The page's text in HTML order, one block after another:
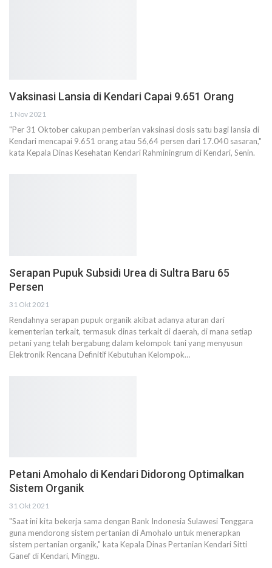
Vaksinasi Lansia di Kendari Capai 9.651 Orang
1 Nov 2021
"Per 31 Oktober cakupan pemberian vaksinasi dosis satu bagi lansia di
Kendari mencapai 9.651 orang atau 56,64 persen dari 17.040 sasaran,"
kata Kepala Dinas Kesehatan Kendari Rahminingrum di Kendari, Senin.
Serapan Pupuk Subsidi Urea di Sultra Baru 65
Persen
31 Okt 2021
Rendahnya serapan pupuk organik akibat adanya aturan dari
kementerian terkait, termasuk dinas terkait di daerah, di mana setiap
petani yang telah bergabung dalam kelompok tani yang menyusun
Elektronik Rencana Definitif Kebutuhan Kelompok…
Petani Amohalo di Kendari Didorong Optimalkan
Sistem Organik
31 Okt 2021
"Saat ini kita bekerja sama dengan Bank Indonesia Sulawesi Tenggara
guna mendorong sistem pertanian di Amohalo untuk menerapkan
sistem pertanian organik," kata Kepala Dinas Pertanian Kendari Sitti
Ganef di Kendari, Minggu.